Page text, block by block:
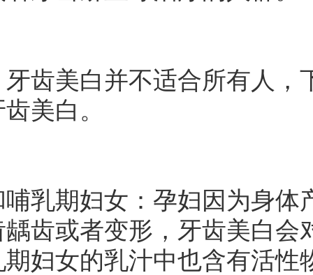
美白并不适合所有人，
美白。
期妇女：孕妇因为身体
齿或者变形，牙齿美白会
妇女的乳汁中也含有活性